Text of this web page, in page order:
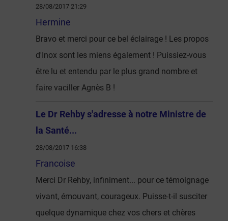
28/08/2017 21:29
Hermine
Bravo et merci pour ce bel éclairage ! Les propos
d'Inox sont les miens également ! Puissiez-vous
être lu et entendu par le plus grand nombre et
faire vaciller Agnès B !
Le Dr Rehby s'adresse à notre Ministre de
la Santé...
28/08/2017 16:38
Francoise
Merci Dr Rehby, infiniment... pour ce témoignage
vivant, émouvant, courageux. Puisse-t-il susciter
quelque dynamique chez vos chers et chères